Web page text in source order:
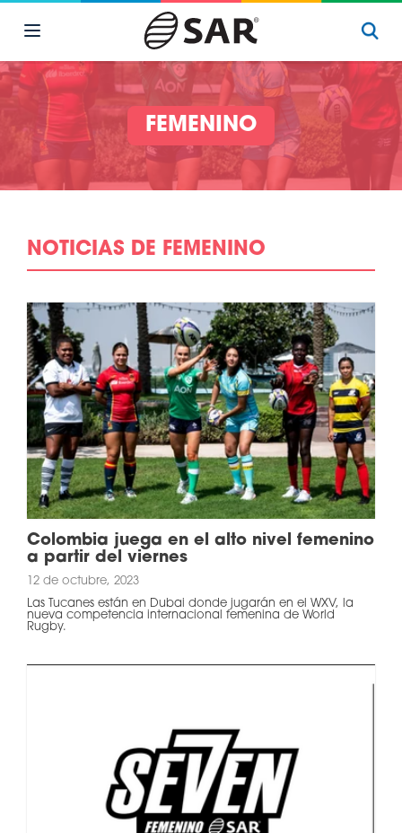
FEMENINO
NOTICIAS DE FEMENINO
Colombia juega en el alto nivel femenino
a partir del viernes
12 de octubre, 2023
Las Tucanes están en Dubai donde jugarán en el WXV, la
nueva competencia internacional femenina de World
Rugby.